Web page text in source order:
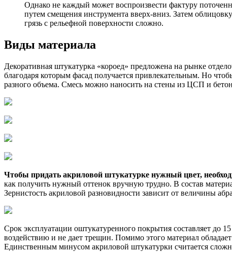
Однако не каждый может воспроизвести фактуру
путем смещения инструмента вверх-вниз. Затем
грязь с рельефной поверхности сложно.
Виды материала
Декоративная штукатурка «короед» предложена на рынке
благодаря которым фасад получается привлекательным. Но
разного объема. Смесь можно наносить на стены из ЦСП и
Чтобы придать акриловой штукатурке нужный цвет,
как получить нужный оттенок вручную трудно. В состав
Зернистость акриловой разновидности зависит от величины
Срок эксплуатации оштукатуренного покрытия составляет до
воздействию и не дает трещин. Помимо этого материал
Единственным минусом акриловой штукатурки считается